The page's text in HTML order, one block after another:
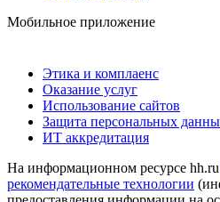
Мобильное приложение
Этика и комплаенс
Оказание услуг
Использование сайтов
Защита персональных
ИТ аккредитация
На информационном ресурсе hh.ru
рекомендательные технологии